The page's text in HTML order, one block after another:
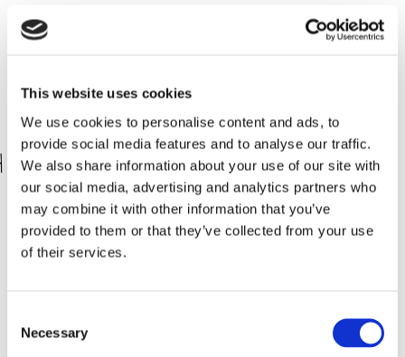
This website uses cookies
We use cookies to personalise content and ads, to
provide social media features and to analyse our traffic.
We also share information about your use of our site with
our social media, advertising and analytics partners who
may combine it with other information that you’ve
provided to them or that they’ve collected from your use
of their services.
Selection
Necessary
Ich liebe es zu Fotographieren. Dabei halte ich sehr gerne besondere Momente,
Farben, Formen oder die Schönheit der Natur fest. Manchmal lasse ich mich
Abwechslung zu meiner eigentlichen Arbeit als Umweltpädagogin.
Einen paar Eindrücke könnt ihr hier finden: